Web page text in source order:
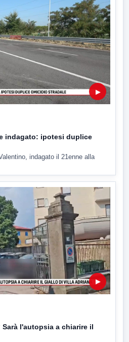
▶
indagato: ipotesi duplice
indagato il 21enne alla
▶
l'autopsia a chiarire il